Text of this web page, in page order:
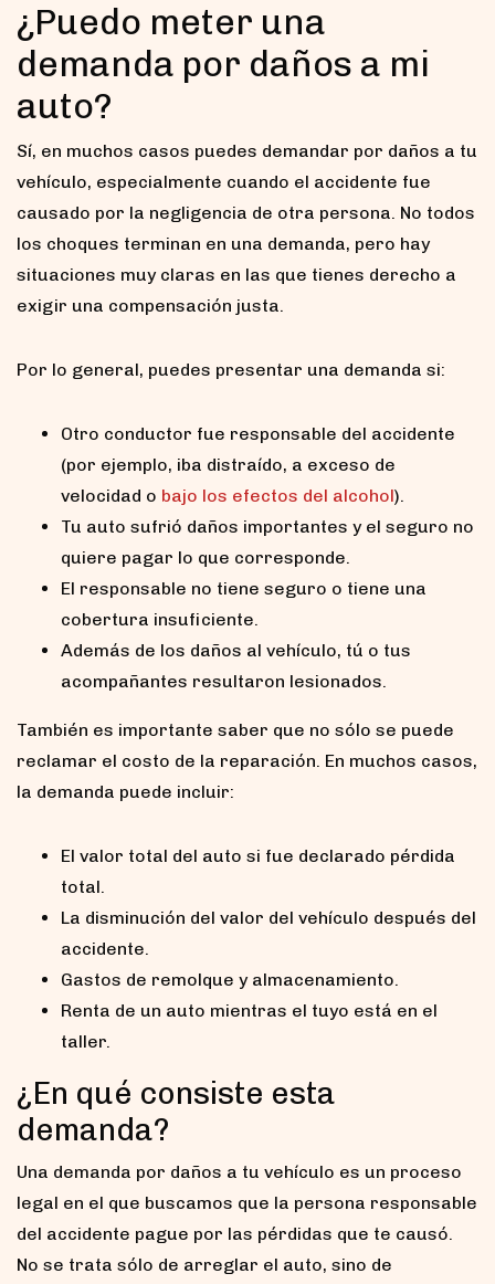
¿Puedo meter una
demanda por daños a mi
auto?
Sí, en muchos casos puedes demandar por daños a tu
vehículo, especialmente cuando el accidente fue
causado por la negligencia de otra persona. No todos
los choques terminan en una demanda, pero hay
situaciones muy claras en las que tienes derecho a
exigir una compensación justa.
Por lo general, puedes presentar una demanda si:
Otro conductor fue responsable del accidente
(por ejemplo, iba distraído, a exceso de
velocidad o bajo los efectos del alcohol).
Tu auto sufrió daños importantes y el seguro no
quiere pagar lo que corresponde.
El responsable no tiene seguro o tiene una
cobertura insuficiente.
Además de los daños al vehículo, tú o tus
acompañantes resultaron lesionados.
También es importante saber que no sólo se puede
reclamar el costo de la reparación. En muchos casos,
la demanda puede incluir:
El valor total del auto si fue declarado pérdida
total.
La disminución del valor del vehículo después del
accidente.
Gastos de remolque y almacenamiento.
Renta de un auto mientras el tuyo está en el
taller.
¿En qué consiste esta
demanda?
Una demanda por daños a tu vehículo es un proceso
legal en el que buscamos que la persona responsable
del accidente pague por las pérdidas que te causó.
No se trata sólo de arreglar el auto, sino de